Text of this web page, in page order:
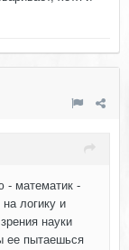
- математик -
логику и
науки
ее пытаешься